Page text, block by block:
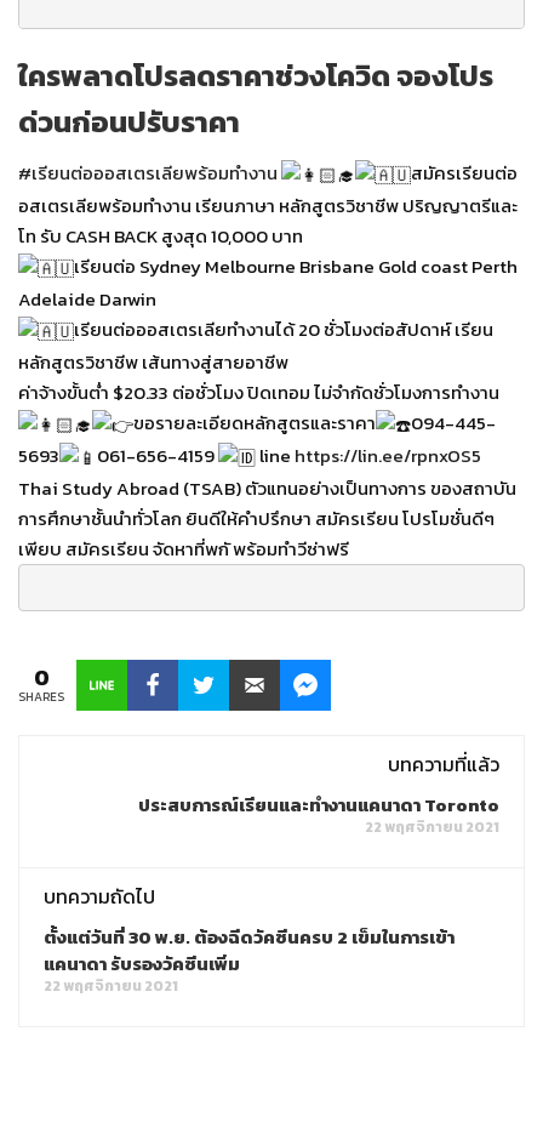
ใครพลาดโปรลดราคาช่วงโควิด จองโปร
ด่วนก่อนปรับราคา
#เรียนต่อออสเตรเลียพร้อมทำงาน
สมัครเรียนต่อ
อสเตรเลียพร้อมทำงาน เรียนภาษา หลักสูตรวิชาชีพ ปริญญาตรีและ
โท รับ CASH BACK สูงสุด 10,000 บาท
เรียนต่อ Sydney Melbourne Brisbane Gold coast Perth
Adelaide Darwin
เรียนต่อออสเตรเลียทำงานได้ 20 ชั่วโมงต่อสัปดาห์ เรียน
หลักสูตรวิชาชีพ เส้นทางสู่สายอาชีพ
ค่าจ้างขั้นต่ำ $20.33 ต่อชั่วโมง ปิดเทอม ไม่จำกัดชั่วโมงการทำงาน
ขอรายละเอียดหลักสูตรและราคา
094-445-
5693
061-656-4159 line https://lin.ee/rpnxOS5
Thai Study Abroad (TSAB) ตัวแทนอย่างเป็นทางการ ของสถาบัน
การศึกษาชั้นนำทั่วโลก ยินดีให้คำปรึกษา สมัครเรียน โปรโมชั่นดีๆ
เพียบ สมัครเรียน จัดหาที่พกั พร้อมทำวีซ่าฟรี
0
SHARES
บทความที่แล้ว
ประสบการณ์เรียนและทำงานแคนาดา Toronto
22 พฤศจิกายน 2021
บทความถัดไป
ตั้งแต่วันที่ 30 พ.ย. ต้องฉีดวัคซีนครบ 2 เข็มในการเข้า
แคนาดา รับรองวัคซีนเพิ่ม
22 พฤศจิกายน 2021